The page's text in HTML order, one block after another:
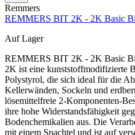
Remmers
REMMERS BIT 2K - 2K Basic
Auf Lager
REMMERS BIT 2K - 2K Basic
2K ist eine kunststoffmodifizierte
Polystyrol, die sich ideal für die
Kellerwänden, Sockeln und
lösemittelfreie 2-Komponenten-
ihre hohe Widerstandsfähigkeit
Bodenchemikalien aus. Die
mit einem Spachtel und ist auf